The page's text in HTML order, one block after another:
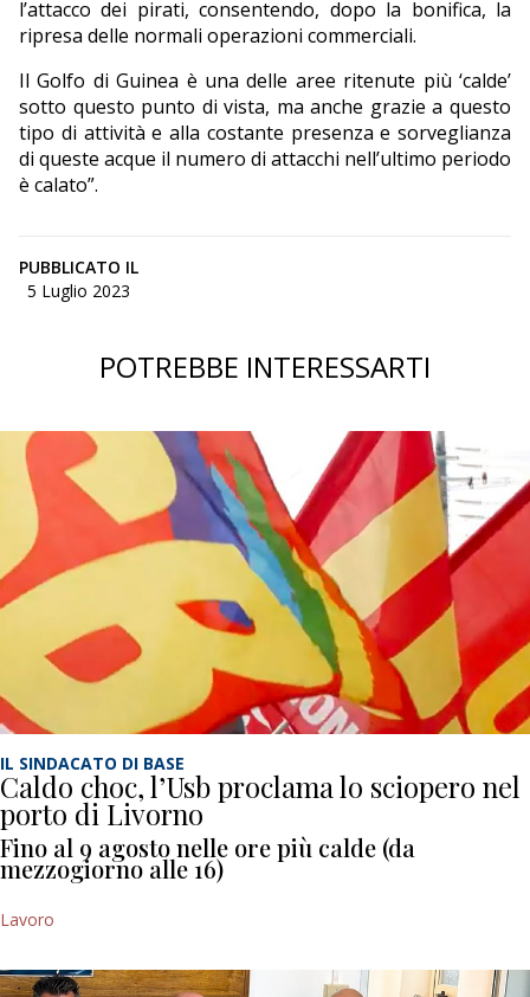
l’attacco dei pirati, consentendo, dopo la bonifica, la
ripresa delle normali operazioni commerciali.
Il Golfo di Guinea è una delle aree ritenute più ‘calde’
sotto questo punto di vista, ma anche grazie a questo
tipo di attività e alla costante presenza e sorveglianza
di queste acque il numero di attacchi nell’ultimo periodo
è calato”.
PUBBLICATO IL
5 Luglio 2023
POTREBBE INTERESSARTI
IL SINDACATO DI BASE
Caldo choc, l’Usb proclama lo sciopero nel
porto di Livorno
Fino al 9 agosto nelle ore più calde (da
mezzogiorno alle 16)
Lavoro